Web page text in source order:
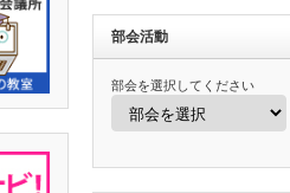
部会活動
部会を選択してください